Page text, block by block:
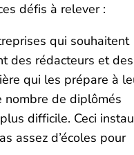
défis à relever :
qui souhaitent
des rédacteurs et des
qui les prépare à
nombre de diplômés
difficile. Ceci
assez d’écoles pour